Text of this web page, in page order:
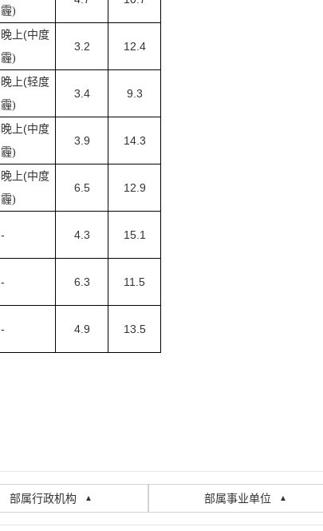
霾)
晚上(中度
霾)
3.2 12.4
晚上(轻度
霾)
3.4 9.3
晚上(中度
霾)
3.9 14.3
晚上(中度
霾)
6.5 12.9
- 4.3 15.1
- 6.3 11.5
- 4.9 13.5
部属行政机构 ▲ 部属事业单位 ▲